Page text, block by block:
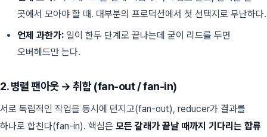
곳에서 모아야 할 때. 대부분의 프로덕션에서 첫 선택지로 무난하다.
언제 과한가:일이 한두 단계로 끝나는데 굳이 리드를 두면
오버헤드만 는다.
2. 병렬 팬아웃 → 취합 (fan-out / fan-in)
서로 독립적인 작업을 동시에 던지고(fan-out), reducer가 결과를
하나로 합친다(fan-in). 핵심은 모든 갈래가 끝날 때까지 기다리는 합류